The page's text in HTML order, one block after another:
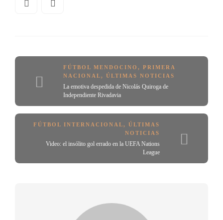
FÚTBOL MENDOCINO , PRIMERA
NACIONAL, ÚLTIMAS NOTICIAS
La emotiva despedida de Nicolás Quiroga de
Independiente Rivadavia
FÚTBOL INTERNACIONAL, ÚLTIMAS
NOTICIAS
Video: el insólito gol errado en la UEFA Nations
League